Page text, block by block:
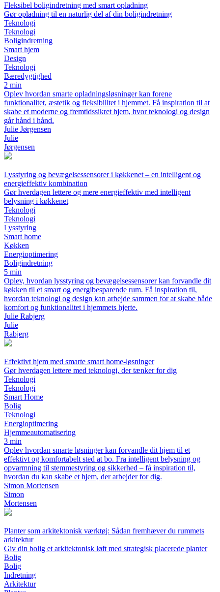
Fleksibel boligindretning med smart opladning
Gør opladning til en naturlig del af din boligindretning
Teknologi
Teknologi
Boligindretning
Smart hjem
Design
Teknologi
Bæredygtighed
2 min
Oplev hvordan smarte opladningsløsninger kan forene
funktionalitet, æstetik og fleksibilitet i hjemmet. Få inspiration til at
skabe et moderne og fremtidssikret hjem, hvor teknologi og design
går hånd i hånd.
Julie Jørgensen
Julie
Jørgensen
Lysstyring og bevægelsessensorer i køkkenet – en intelligent og
energieffektiv kombination
Gør hverdagen lettere og mere energieffektiv med intelligent
belysning i køkkenet
Teknologi
Teknologi
Lysstyring
Smart home
Køkken
Energioptimering
Boligindretning
5 min
Oplev, hvordan lysstyring og bevægelsessensorer kan forvandle dit
køkken til et smart og energibesparende rum. Få inspiration til,
hvordan teknologi og design kan arbejde sammen for at skabe både
komfort og funktionalitet i hjemmets hjerte.
Julie Rabjerg
Julie
Rabjerg
Effektivt hjem med smarte smart home-løsninger
Gør hverdagen lettere med teknologi, der tænker for dig
Teknologi
Teknologi
Smart Home
Bolig
Teknologi
Energioptimering
Hjemmeautomatisering
3 min
Oplev hvordan smarte løsninger kan forvandle dit hjem til et
effektivt og komfortabelt sted at bo. Fra intelligent belysning og
opvarmning til stemmestyring og sikkerhed – få inspiration til,
hvordan du kan skabe et hjem, der arbejder for dig.
Simon Mortensen
Simon
Mortensen
Planter som arkitektonisk værktøj: Sådan fremhæver du rummets
arkitektur
Giv din bolig et arkitektonisk løft med strategisk placerede planter
Bolig
Bolig
Indretning
Arkitektur